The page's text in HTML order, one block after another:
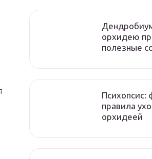
орхидею
полезные
Психопсис:
правила
орхидеей